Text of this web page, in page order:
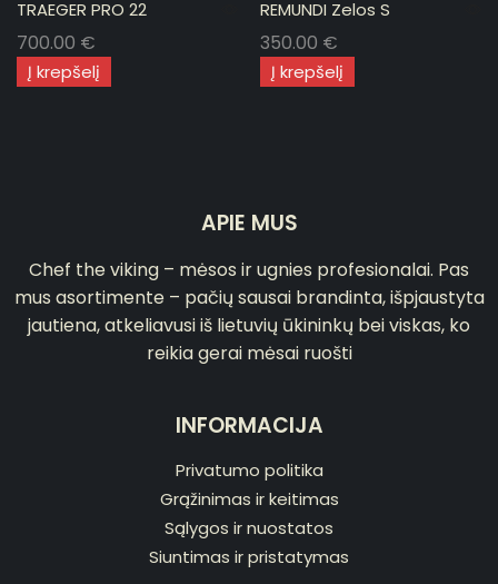
TRAEGER PRO 22
700.00 €
Į krepšelį
REMUNDI Zelos S
350.00 €
Į krepšelį
APIE MUS
Chef the viking – mėsos ir ugnies profesionalai. Pas
mus asortimente – pačių sausai brandinta, išpjaustyta
jautiena, atkeliavusi iš lietuvių ūkininkų bei viskas, ko
reikia gerai mėsai ruošti
INFORMACIJA
Privatumo politika
Grąžinimas ir keitimas
Sąlygos ir nuostatos
Siuntimas ir pristatymas